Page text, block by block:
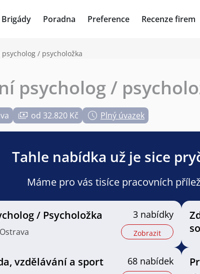
Brigády Poradna Preference Recenze firem
psycholog / psycholožka
psycholog /
od 32.820 Kč Plný úvazek
Tahle nabídka už je sice
Máme pro vás tisíce pracovních
/ Psycholožka
Ostrava
3 nabídky
Zobrazit
vzdělávání a sport 68 nabídek